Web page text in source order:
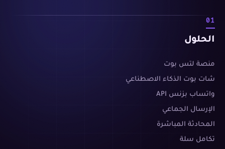
01
الحلول
منصة لتس بوت
شات بوت الذكاء الاصطناعي
واتساب بزنس API
الإرسال الجماعي
المحادثة المباشرة
تكامل سلة